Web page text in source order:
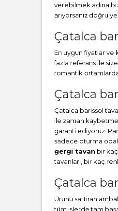
verebilmek adına
arıyorsanız doğru
Çatalca
En uygun fiyatlar ve
fazla referans ile
romantik ortamlarda
Çatalca
Çatalca barissol
ile zaman
garanti ediyoruz.
sadece oturma
gergi tavan bir
tavanları, bir kaç
Çatalca
Ürünü sattıran
tüm işlerde tam